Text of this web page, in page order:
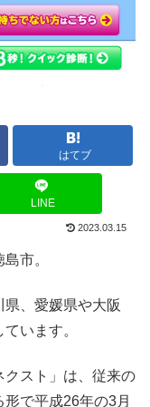
はてブ
LINE
2023.03.15
市。
、愛媛県や大阪
います。
クスト」は、従来の
で平成26年の3月